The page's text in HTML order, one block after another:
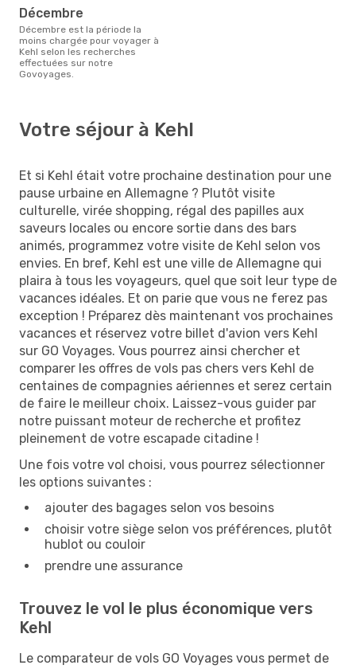
décembre
décembre est la période la
moins chargée pour voyager à
Kehl selon les recherches
effectuées sur notre
Govoyages.
Votre séjour à Kehl
Et si Kehl était votre prochaine destination pour une
pause urbaine en Allemagne ? Plutôt visite
culturelle, virée shopping, régal des papilles aux
saveurs locales ou encore sortie dans des bars
animés, programmez votre visite de Kehl selon vos
envies. En bref, Kehl est une ville de Allemagne qui
plaira à tous les voyageurs, quel que soit leur type de
vacances idéales. Et on parie que vous ne ferez pas
exception ! Préparez dès maintenant vos prochaines
vacances et réservez votre billet d'avion vers Kehl
sur GO Voyages. Vous pourrez ainsi chercher et
comparer les offres de vols pas chers vers Kehl de
centaines de compagnies aériennes et serez certain
de faire le meilleur choix. Laissez-vous guider par
notre puissant moteur de recherche et profitez
pleinement de votre escapade citadine !
Une fois votre vol choisi, vous pourrez sélectionner
les options suivantes :
ajouter des bagages selon vos besoins
choisir votre siège selon vos préférences, plutôt
hublot ou couloir
prendre une assurance
Trouvez le vol le plus économique vers
Kehl
Le comparateur de vols GO Voyages vous permet de